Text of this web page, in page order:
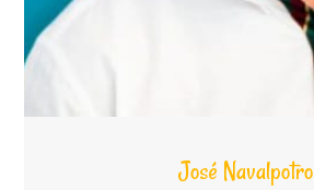
José Navalpotro